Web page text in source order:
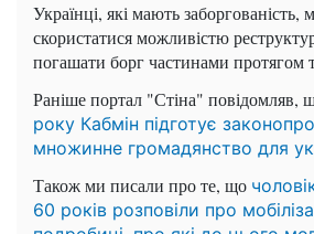
Українці, які мають заборгованість,
скористатися можливістю
погашати борг частинами протягом
Раніше портал "Стіна" повідомляв,
року Кабмін підготує
множинне громадянство для
Також ми писали про те, що
60 років розповіли про